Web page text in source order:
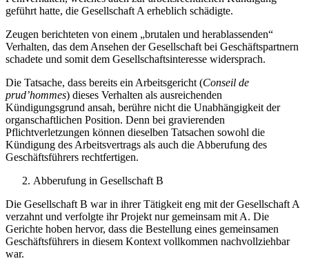
geführt hatte, die Gesellschaft A erheblich schädigte.
Zeugen berichteten von einem „brutalen und herablassenden“
Verhalten, das dem Ansehen der Gesellschaft bei Geschäftspartnern
schadete und somit dem Gesellschaftsinteresse widersprach.
Die Tatsache, dass bereits ein Arbeitsgericht (Conseil de
prud’hommes) dieses Verhalten als ausreichenden
Kündigungsgrund ansah, berühre nicht die Unabhängigkeit der
organschaftlichen Position. Denn bei gravierenden
Pflichtverletzungen können dieselben Tatsachen sowohl die
Kündigung des Arbeitsvertrags als auch die Abberufung des
Geschäftsführers rechtfertigen.
Abberufung in Gesellschaft B
Die Gesellschaft B war in ihrer Tätigkeit eng mit der Gesellschaft A
verzahnt und verfolgte ihr Projekt nur gemeinsam mit A. Die
Gerichte hoben hervor, dass die Bestellung eines gemeinsamen
Geschäftsführers in diesem Kontext vollkommen nachvollziehbar
war.